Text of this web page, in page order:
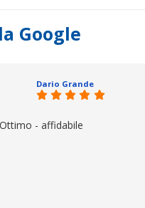
Google
Dario Grande
Ottimo - affidabile